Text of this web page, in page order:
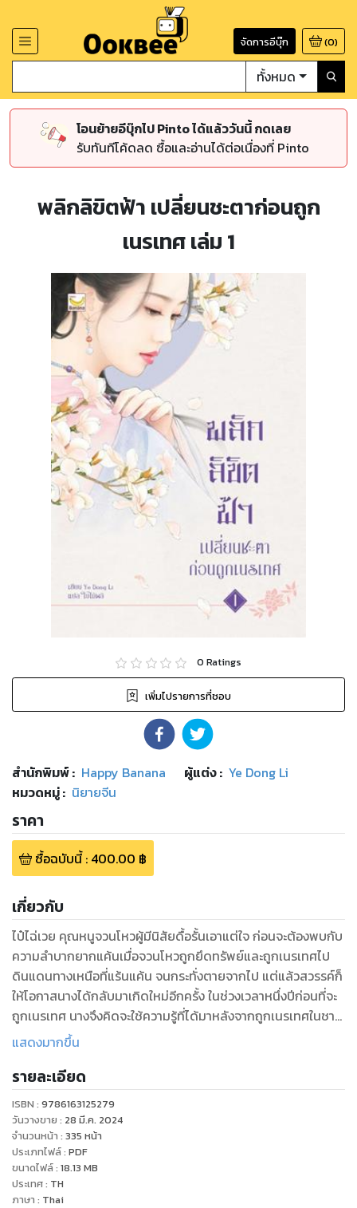
จัดการอีบุ๊ก (0)
ทั้งหมด
โอนย้ายอีบุ๊กไป Pinto ได้แล้ววันนี้ กดเลย
รับทันทีโค้ดลด ซื้อและอ่านได้ต่อเนื่องที่ Pinto
พลิกลิขิตฟ้า เปลี่ยนชะตาก่อนถูก
เนรเทศ เล่ม 1
0 Ratings
เพิ่มไปรายการที่ชอบ
สำนักพิมพ์: Happy Banana ผู้แต่ง : Ye Dong Li
หมวดหมู่: นิยายจีน
ราคา
ซื้อฉบับนี้: 400.00 ฿
เกี่ยวกับ
ไป๋ไฉ่เวย คุณหนูจวนโหวผู้มีนิสัยดื้อรั้นเอาแต่ใจ ก่อนจะต้องพบกับ
ความลำบากยากแค้นเมื่อจวนโหวถูกยึดทรัพย์และถูกเนรเทศไป
ดินแดนทางเหนือที่แร้นแค้น จนกระทั่งตายจากไป แต่แล้วสวรรค์ก็
ให้โอกาสนางได้กลับมาเกิดใหม่อีกครั้ง ในช่วงเวลาหนึ่งปีก่อนที่จะ
ถูกเนรเทศ นางจึงคิดจะใช้ความรู้ที่ได้มาหลังจากถูกเนรเทศในชาติ
ก่อน หาลู่ทางเอาชีวิตรอดให้ได้ ไม่มีทางกลับไปใช้ชีวิตที่ยาก
บัญชาการตงฉ่างที่ตายอย่างกะทันหันก็ได้มาเข้าร่าง “เซี่ยเจียเห
ยียน” คู่หมั้นของไป๋ไฉ่เวยที่มีชื่อเหมือนกันอีกด้วย โชคชะตาของผู้
มาเกิดใหม่ทั้งสองจะเปลี่ยนแปลงไปเช่นไร จะสามารถหลีกเลี่ยง
ชะตาชีวิตแบบเดิมได้หรือไม่
แสดงมากขึ้น
รายละเอียด
ISBN : 9786163125279
วันวางขาย : 28 มี.ค. 2024
จำนวนหน้า : 335 หน้า
ประเภทไฟล์: PDF
ขนาดไฟล์: 18.13 MB
ประเทศ: TH
ภาษา : Thai